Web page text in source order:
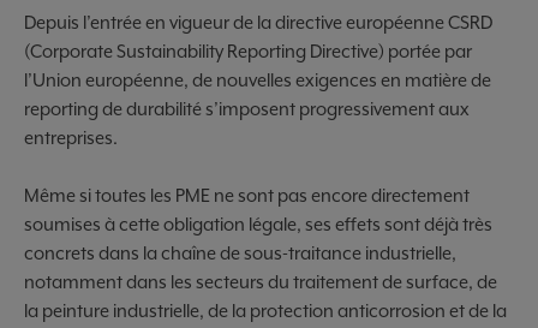
Depuis l’entrée en vigueur de la directive européenne CSRD
(Corporate Sustainability Reporting Directive) portée par
l’Union européenne, de nouvelles exigences en matière de
reporting de durabilité s’imposent progressivement aux
entreprises.
Même si toutes les PME ne sont pas encore directement
soumises à cette obligation légale, ses effets sont déjà très
concrets dans la chaîne de sous-traitance industrielle,
notamment dans les secteurs du traitement de surface, de
la peinture industrielle, de la protection anticorrosion et de la